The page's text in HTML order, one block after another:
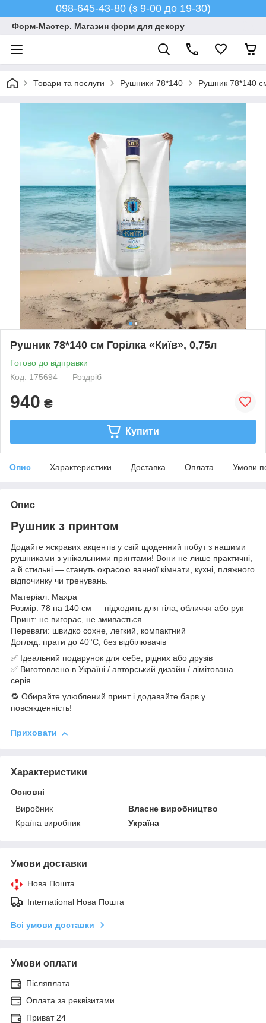
098-645-43-80 (з 9-00 до 19-30)
Форм-Мастер. Магазин форм для декору
Товари та послуги Рушники 78*140 Рушник 78*140
Рушник 78*140 см Горілка «Київ», 0,75л
Готово до відправки
Код: 175694
Роздріб
940 ₴
Купити
Опис Характеристики Доставка Оплата Умови
Опис
Рушник з принтом
Додайте яскравих акцентів у свій щоденний побут з нашими
рушниками з унікальними принтами! Вони не лише практичні,
а й стильні — стануть окрасою ванної кімнати, кухні, пляжного
відпочинку чи тренувань.
Матеріал: Махра
Розмір: 78 на 140 см — підходить для тіла, обличчя або рук
Принт: не вигорає, не змивається
Переваги: швидко сохне, легкий, компактний
Догляд: прати до 40°C, без відбілювачів
✅ Ідеальний подарунок для себе, рідних або друзів
✅ Виготовлено в Україні / авторський дизайн / лімітована
серія
🔁 Обирайте улюблений принт і додавайте барв у
повсякденність!
Приховати
Характеристики
Основні
Виробник
Власне виробництво
Країна виробник
Україна
Умови доставки
Нова Пошта
International Нова Пошта
Всі умови доставки
Умови оплати
Післяплата
Оплата за реквізитами
Приват 24